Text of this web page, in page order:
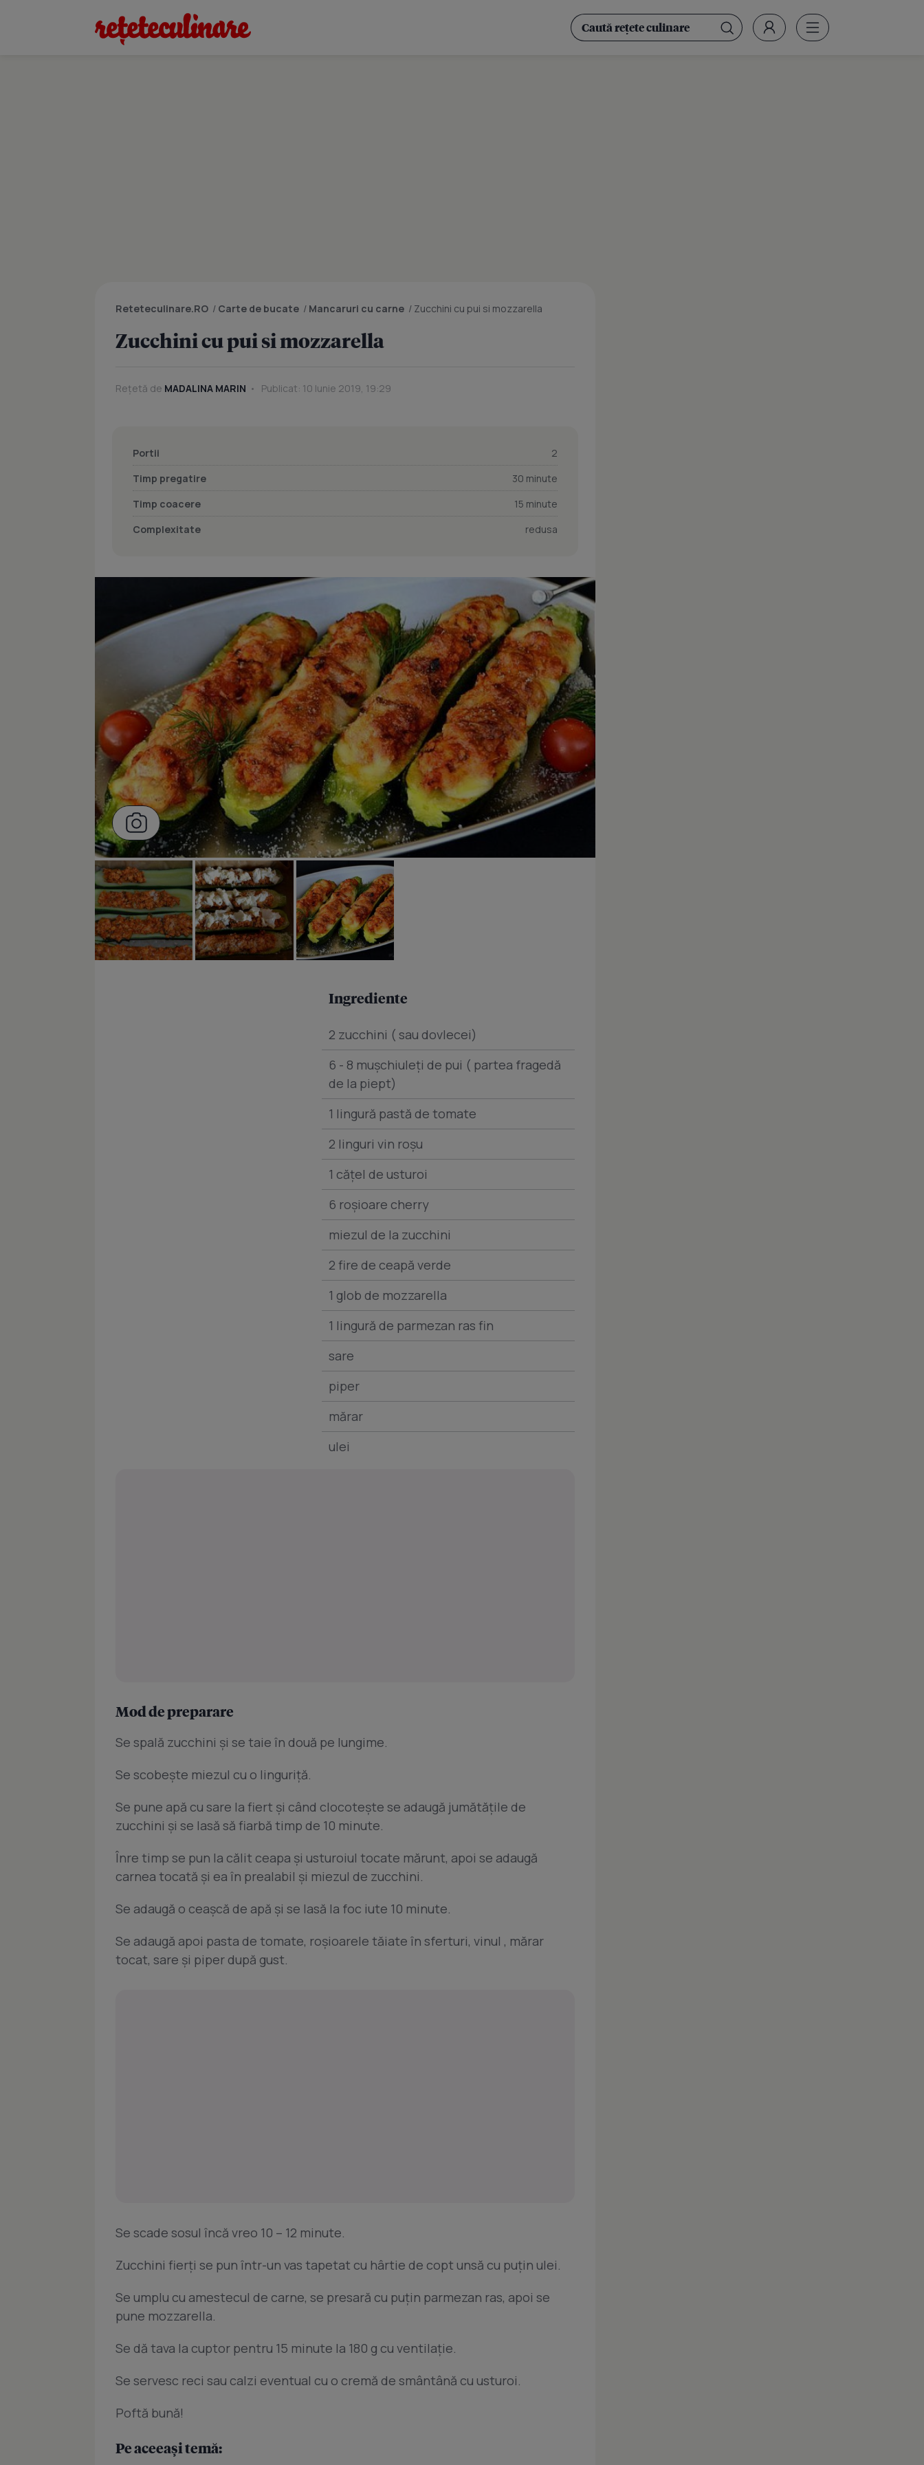
Reteteculinare.RO / Carte de bucate / Mancaruri cu carne / Zucchini cu pui si mozzarella
Zucchini cu pui si mozzarella
Rețetă de MADALINA MARIN Publicat: 10 Iunie 2019, 19:29
Portii
2
Timp pregatire
30 minute
Timp coacere
15 minute
Complexitate
redusa
Ingrediente
2 zucchini ( sau dovlecei)
6 - 8 muşchiuleţi de pui ( partea fragedă
de la piept)
1 lingură pastă de tomate
2 linguri vin roşu
1 căţel de usturoi
6 roşioare cherry
miezul de la zucchini
2 fire de ceapă verde
1 glob de mozzarella
1 lingură de parmezan ras fin
sare
piper
mărar
ulei
Mod de preparare
Se spală zucchini şi se taie în două pe lungime.
Se scobeşte miezul cu o linguriţă.
Se pune apă cu sare la fiert şi când clocoteşte se adaugă jumătăţile de
zucchini şi se lasă să fiarbă timp de 10 minute.
Înre timp se pun la călit ceapa şi usturoiul tocate mărunt, apoi se adaugă
carnea tocată şi ea în prealabil şi miezul de zucchini.
Se adaugă o ceaşcă de apă şi se lasă la foc iute 10 minute.
Se adaugă apoi pasta de tomate, roşioarele tăiate în sferturi, vinul , mărar
tocat, sare şi piper după gust.
Se scade sosul încă vreo 10 – 12 minute.
Zucchini fierţi se pun într-un vas tapetat cu hârtie de copt unsă cu puţin ulei.
Se umplu cu amestecul de carne, se presară cu puţin parmezan ras, apoi se
pune mozzarella.
Se dă tava la cuptor pentru 15 minute la 180 g cu ventilaţie.
Se servesc reci sau calzi eventual cu o cremă de smântână cu usturoi.
Poftă bună!
Pe aceeași temă: